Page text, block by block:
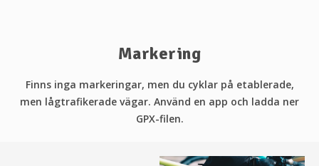
Markering
Finns inga markeringar, men du cyklar på etablerade,
men lågtrafikerade vägar. Använd en app och ladda ner
GPX-filen.